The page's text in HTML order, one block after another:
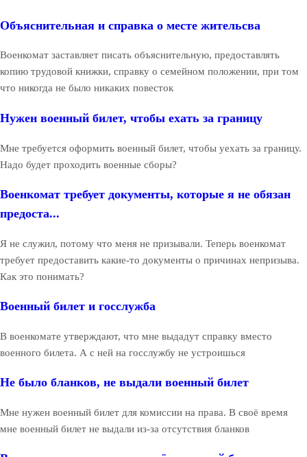
Объяснительная и справка о месте жительсва
Военкомат заставляет писать объяснительную, предоставлять
копию трудовой книжки, справку о семейном положении, при том
что никогда не было никаких повесток
Нужен военный билет, чтобы ехать за границу
Мне требуется оформить военный билет, чтобы уехать за границу.
Надо будет проходить военные сборы?
Военкомат требует документы, которые я не обязан
предоста...
Я не служил, потому что меня не призывали. Теперь военкомат
требует предоставить какие-то документы о причинах непризыва.
Как это понимать?
Военный билет и госслужба
В военкомате утверждают, что мне выдадут справку вместо
военного билета. А с ней на госслужбу не устроишься
Не было бланков, не выдали военный билет
Мне нужен военный билет для комиссии на права. В своё время
мне военный билет не выдали из-за отсутствия бланков